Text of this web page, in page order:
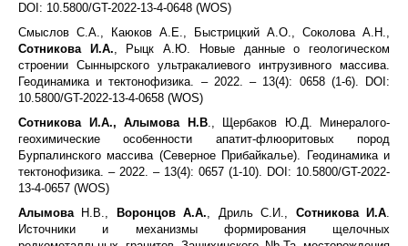
DOI: 10.5800/GT-2022-13-4-0648 (WOS)
Смыслов С.А., Каюков А.Е., Быстрицкий А.О., Соколова А.Н.,
Сотникова И.А., Рыцк А.Ю. Новые данные о геологическом
строении Сыннырского ультракалиевого интрузивного массива.
Геодинамика и тектонофизика. – 2022. – 13(4): 0658 (1-6). DOI:
10.5800/GT-2022-13-4-0658 (WOS)
Сотникова И.А., Алымова Н.В., Щербаков Ю.Д. Минералого-
геохимические особенности апатит-флюоритовых пород
Бурпалинского массива (Северное Прибайкалье). Геодинамика и
тектонофизика. – 2022. – 13(4): 0657 (1-10). DOI: 10.5800/GT-2022-
13-4-0657 (WOS)
АлымоваН.В., Воронцов А.А., Дриль С.И., Сотникова И.А.
Источники и механизмы формирования щелочных